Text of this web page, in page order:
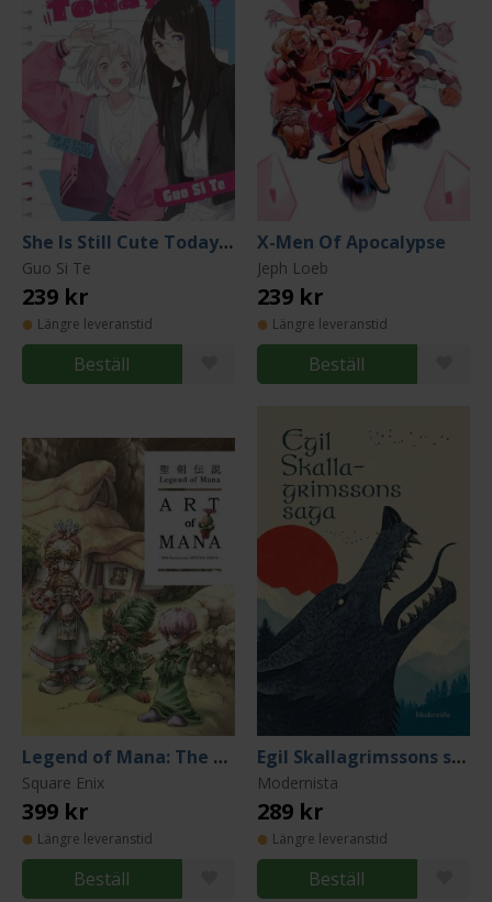
She Is Still Cute Today, Volume 1
Guo Si Te
239 kr
Längre leveranstid
Beställ
X-Men Of Apocalypse
Jeph Loeb
239 kr
Längre leveranstid
Beställ
Legend of Mana: The Art of Mana (30th Anniversary Edition)
Square Enix
399 kr
Längre leveranstid
Beställ
Egil Skallagrimssons saga
Modernista
289 kr
Längre leveranstid
Beställ